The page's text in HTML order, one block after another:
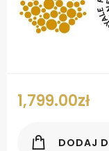
1,799.00zł
DODAJ